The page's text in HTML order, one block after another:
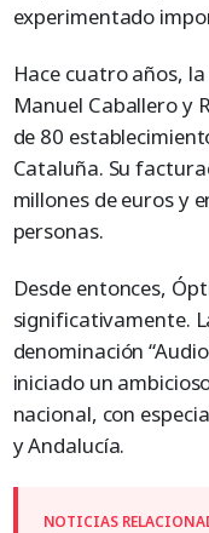
experimentado
Hace cuatro años,
Manuel Caballero y
de 80
Cataluña. Su
millones de euros y
personas.
Desde entonces,
significativamente.
denominación
iniciado un
nacional, con
y Andalucía.